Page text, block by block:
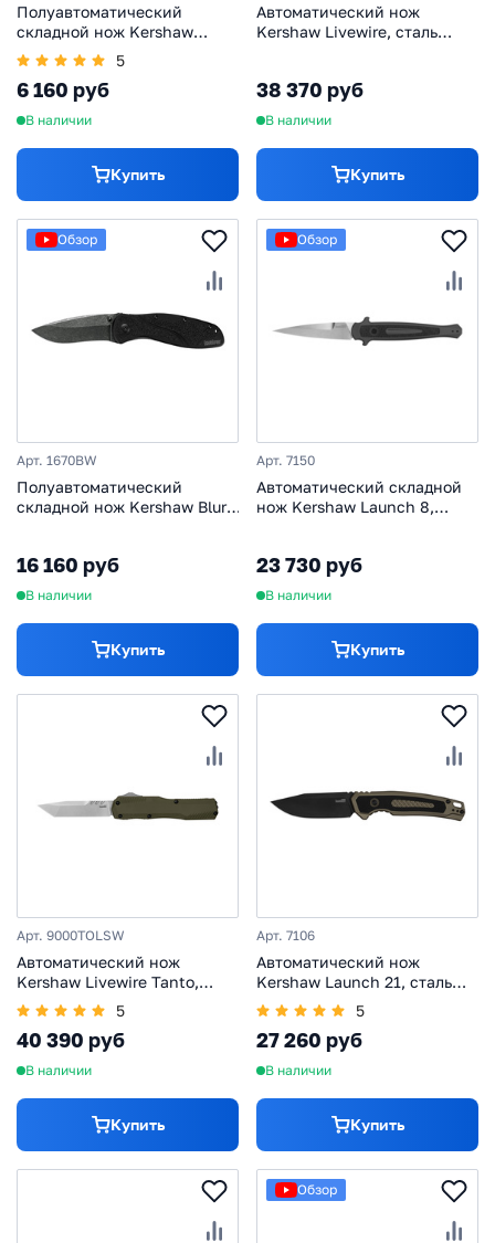
Полуавтоматический
складной нож Kershaw
Dawnstar, сталь 8Cr13MoV,
рукоять GFN, черный
5
6 160 руб
В наличии
Купить
Автоматический нож
Kershaw Livewire, сталь
38 370 руб
В наличии
Купить
Обзор
Арт. 1670BW
Полуавтоматический
складной нож Kershaw Blur,
16 160 руб
В наличии
Купить
Обзор
Арт. 7150
Автоматический складной
нож Kershaw Launch 8,
23 730 руб
В наличии
Купить
Арт. 9000TOLSW
Автоматический нож
Kershaw Livewire Tanto,
сталь Magnacut, рукоять
алюминий, олива
5
40 390 руб
В наличии
Купить
Арт. 7106
Автоматический нож
Kershaw Launch 21, сталь
CPM-M4, рукоять
алюминий/G10
5
27 260 руб
В наличии
Купить
Обзор